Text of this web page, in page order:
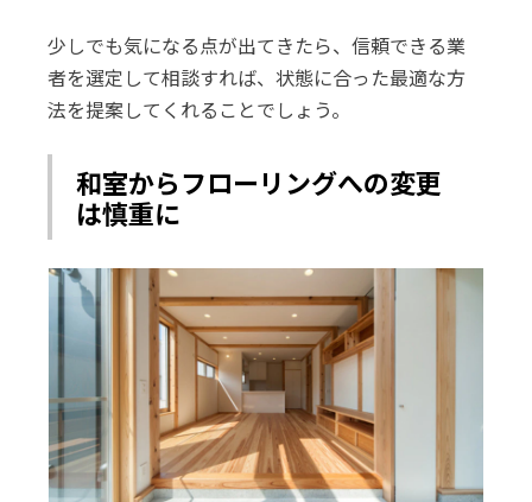
少しでも気になる点が出てきたら、信頼できる業
者を選定して相談すれば、状態に合った最適な方
法を提案してくれることでしょう。
和室からフローリングへの変更
は慎重に